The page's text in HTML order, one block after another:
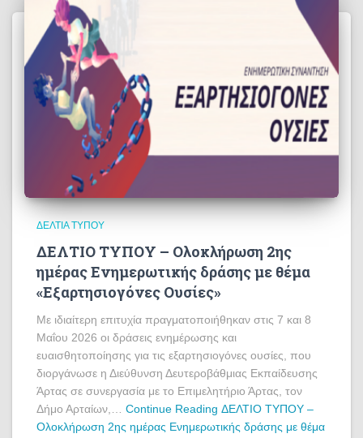
ΔΕΛΤΊΑ ΤΎΠΟΥ
ΔΕΛΤΙΟ ΤΥΠΟΥ – Ολοκλήρωση 2ης
ημέρας Ενημερωτικής δράσης με θέμα
«Εξαρτησιογόνες Ουσίες»
Με ιδιαίτερη επιτυχία πραγματοποιήθηκαν στις 7 και 8
Μαΐου 2026 οι δράσεις ενημέρωσης και
ευαισθητοποίησης για τις εξαρτησιογόνες ουσίες, που
διοργάνωσε η Διεύθυνση Δευτεροβάθμιας Εκπαίδευσης
Άρτας σε συνεργασία με το Επιμελητήριο Άρτας, τον
Δήμο Αρταίων,… Continue Reading ΔΕΛΤΙΟ ΤΥΠΟΥ –
Ολοκλήρωση 2ης ημέρας Ενημερωτικής δράσης με θέμα